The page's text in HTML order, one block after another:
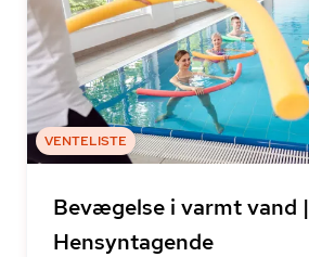
VENTELISTE
Bevægelse i varmt vand |
Hensyntagende